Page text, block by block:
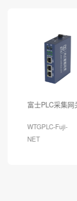
富士PLC采集网
WTGPLC-Fuji-
NET